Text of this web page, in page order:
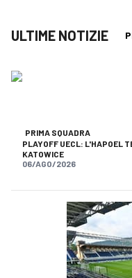
ULTIME NOTIZIE
PRIMA SQUADRA
PLAYOFF UECL: L'HAPOEL
KATOWICE
06/AGO/2026